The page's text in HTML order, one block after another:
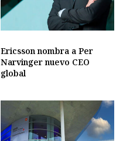
Ericsson nombra a Per
Narvinger nuevo CEO
global